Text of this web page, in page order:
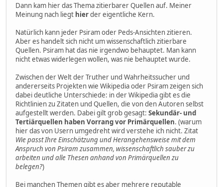
Dann kam hier das Thema zitierbarer Quellen auf. Meiner
Meinung nach liegt hierder eigentliche Kern.
Natürlich kann jeder Psiram oder Peds-Ansichten zitieren.
Aber es handelt sich nicht um wissenschaftlich zitierbare
Quellen. Psiram hat das nie irgendwo behauptet. Man kann
nicht etwas widerlegen wollen, was nie behauptet wurde.
Zwischen der Welt der Truther und Wahrheitssucher und
andererseits Projekten wie Wikipedia oder Psiram zeigen sich
dabei deutliche Unterschiede: in der Wikipedia gibt es die
Richtlinien zu Zitaten und Quellen, die von den Autoren selbst
aufgestellt werden. Dabei gilt grob gesagt: Sekundär- und
Tertiärquellen haben Vorrang vor Primärquellen. (warum
hier das von Usern umgedreht wird verstehe ich nicht. Zitat
Wie passt Ihre Einschätzung und Herangehensweise mit dem
Anspruch von Psiram zusammen, wissenschaftlich sauber zu
arbeiten und alle Thesen anhand von Primärquellen zu
belegen?)
Bei manchen Themen gibt es aber mehrere reputable